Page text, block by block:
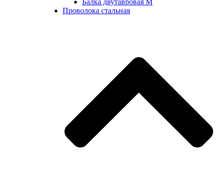
Балка двутавровая М
Проволока стальная